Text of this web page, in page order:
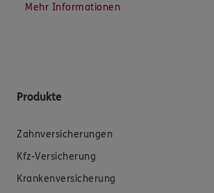
Mehr Informationen
Produkte
Zahnversicherungen
Kfz-Versicherung
Krankenversicherung